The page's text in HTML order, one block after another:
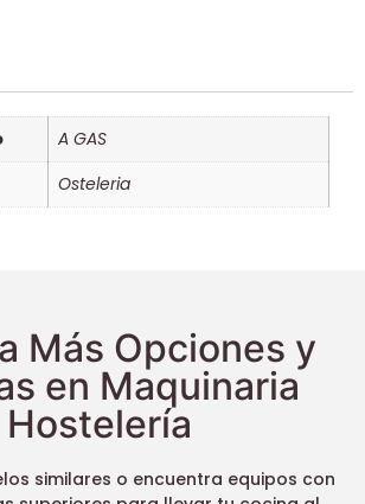
A GAS
Osteleria
Más Opciones y
en Maquinaria
Hostelería
similares o encuentra equipos con